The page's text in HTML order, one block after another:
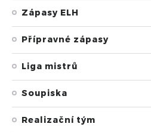
Zápasy ELH
Přípravné zápasy
Liga mistrů
Soupiska
Realizační tým